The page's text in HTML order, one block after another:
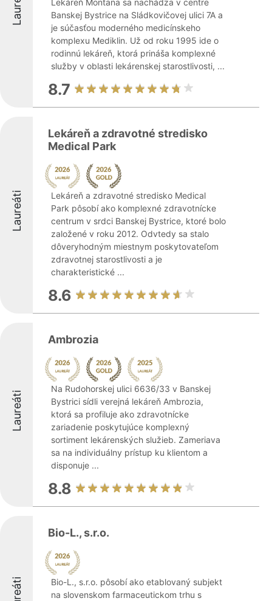
Lekáreň Montana sa nachádza v centre
Banskej Bystrice na Sládkovičovej ulici 7A a
je súčasťou moderného medicínskeho
komplexu Mediklin. Už od roku 1995 ide o
rodinnú lekáreň, ktorá prináša komplexné
služby v oblasti lekárenskej starostlivosti, ...
8.7
Laureáti
Lekáreň a zdravotné stredisko
Medical Park
Lekáreň a zdravotné stredisko Medical
Park pôsobí ako komplexné zdravotnícke
centrum v srdci Banskej Bystrice, ktoré bolo
založené v roku 2012. Odvtedy sa stalo
dôveryhodným miestnym poskytovateľom
zdravotnej starostlivosti a je
charakteristické ...
8.6
Laureáti
Ambrozia
Na Rudohorskej ulici 6636/33 v Banskej
Bystrici sídli verejná lekáreň Ambrozia,
ktorá sa profiluje ako zdravotnícke
zariadenie poskytujúce komplexný
sortiment lekárenských služieb. Zameriava
sa na individuálny prístup ku klientom a
disponuje ...
8.8
Bio-L., s.r.o.
Bio-L., s.r.o. pôsobí ako etablovaný subjekt
na slovenskom farmaceutickom trhu s